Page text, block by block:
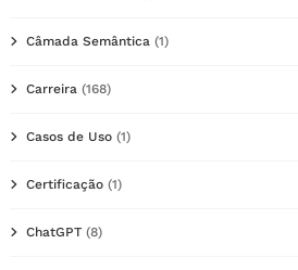
Câmada Semântica (1)
Carreira (168)
Casos de Uso (1)
Certificação (1)
ChatGPT (8)